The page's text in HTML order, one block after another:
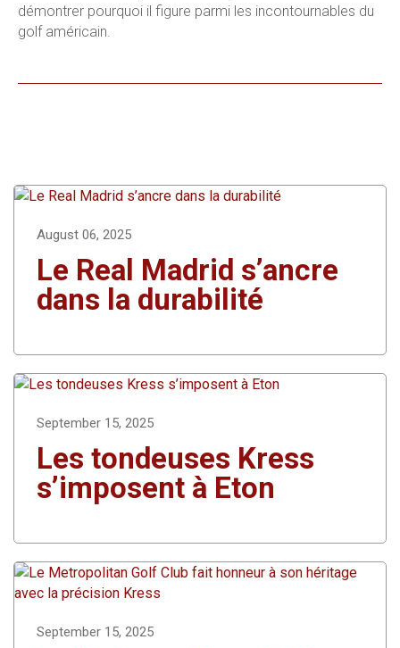
démontrer pourquoi il figure parmi les incontournables du
golf américain.
August 06, 2025
Le Real Madrid s’ancre
dans la durabilité
September 15, 2025
Les tondeuses Kress
s’imposent à Eton
September 15, 2025